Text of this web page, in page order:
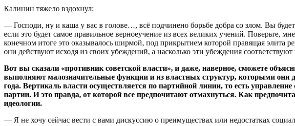
Калинин тяжело вздохнул:
— Господи, ну и каша у вас в голове…, всё подчинено борьбе добра со злом. Вы
если это будет самое правильное верноеучение из всех великих учений. Поверьте,
конечном итоге это оказывалось ширмой, под прикрытием которой правящая элита
они действуют исходя из своих убеждений, а насколько эти убеждения соответствуют
Вот вы сказали «противник советской власти», и даже, наверное, сможете
выполняют малозначительные функции и из властных структур, которыми они
года. Вертикаль власти осуществляется по партийной линии, то есть
партии. И это правда, от которой все предпочитают отмахнуться. Как
идеологии.
— Я не хочу сейчас вести с вами дискуссию о преимуществах или недостатках